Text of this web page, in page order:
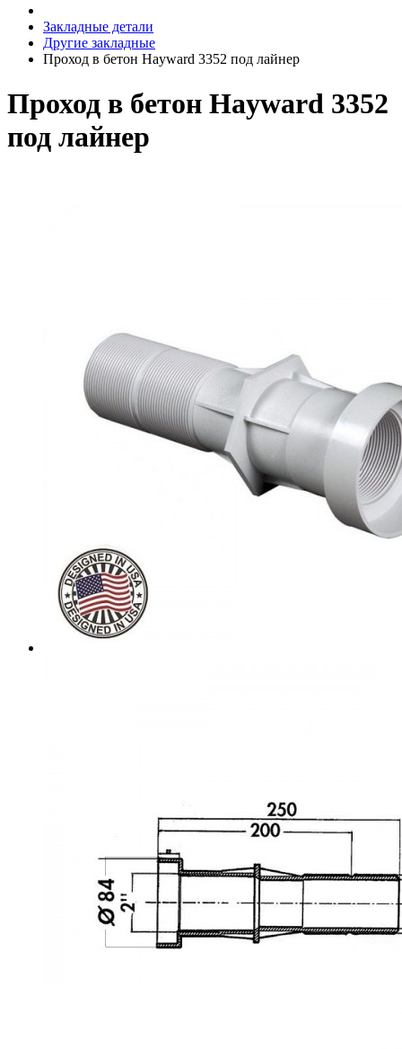
Закладные детали
Другие закладные
Проход в бетон Hayward 3352 под лайнер
Проход в бетон Hayward 3352
под лайнер